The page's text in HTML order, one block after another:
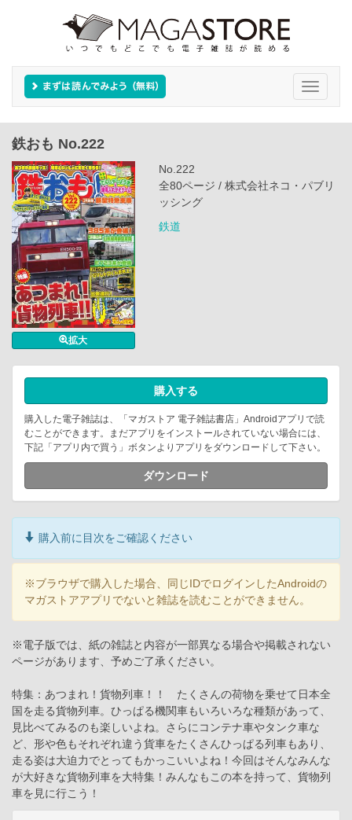
Toggle
鉄おも No.222
拡大
No.222
全80ページ / 株式会社ネコ・パブリ
ッシング
鉄道
購入する
購入した電子雑誌は、「マガストア 電子雑誌書店」Androidアプリで読
むことができます。まだアプリをインストールされていない場合には、
下記「アプリ内で買う」ボタンよりアプリをダウンロードして下さい。
ダウンロード
購入前に目次をご確認ください
※ブラウザで購入した場合、同じIDでログインしたAndroidの
マガストアアプリでないと雑誌を読むことができません。
※電子版では、紙の雑誌と内容が一部異なる場合や掲載されない
ページがあります、予めご了承ください。
特集：あつまれ！貨物列車！！ たくさんの荷物を乗せて日本全
国を走る貨物列車。ひっぱる機関車もいろいろな種類があって、
見比べてみるのも楽しいよね。さらにコンテナ車やタンク車な
ど、形や色もそれぞれ違う貨車をたくさんひっぱる列車もあり、
走る姿は大迫力でとってもかっこいいよね！今回はそんなみんな
が大好きな貨物列車を大特集！みんなもこの本を持って、貨物列
車を見に行こう！